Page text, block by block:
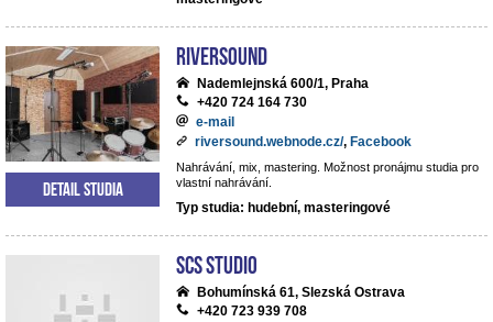
Riversound
Nademlejnská 600/1, Praha
+420 724 164 730
e-mail
riversound.webnode.cz/, Facebook
Nahrávání, mix, mastering. Možnost pronájmu studia pro
vlastní nahrávání.
Typ studia: hudební, masteringové
Detail studia
SCS Studio
Bohumínská 61, Slezská Ostrava
+420 723 939 708